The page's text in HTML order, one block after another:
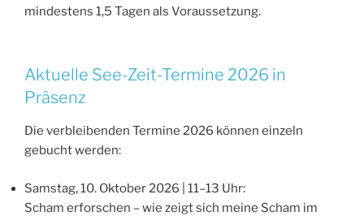
mindestens 1,5 Tagen als Voraussetzung.
Aktuelle See-Zeit-Termine 2026 in
Präsenz
Die verbleibenden Termine 2026 können einzeln
gebucht werden:
Samstag, 10. Oktober 2026 | 11–13 Uhr:
Scham erforschen – wie zeigt sich meine Scham im